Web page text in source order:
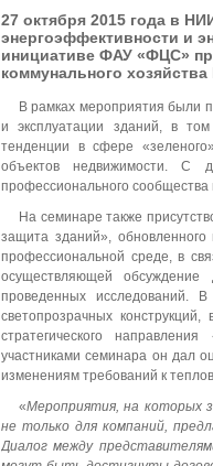
27 октября 2015 года в
энергоэффективности и
инициативе ФАУ «ФЦС»
коммунального
В рамках мероприятия были
и эксплуатации зданий, в
тенденции в сфере
объектов недвижимости. С
профессионального сообщества
На семинаре также
защита зданий»,
профессиональной среде, в
осуществляющей
проведенных исследований.
светопрозрачных
стратегического
участниками семинара он дал
изменениям требований к
«Мероприятия, на которых
не только для компаний,
Диалог между